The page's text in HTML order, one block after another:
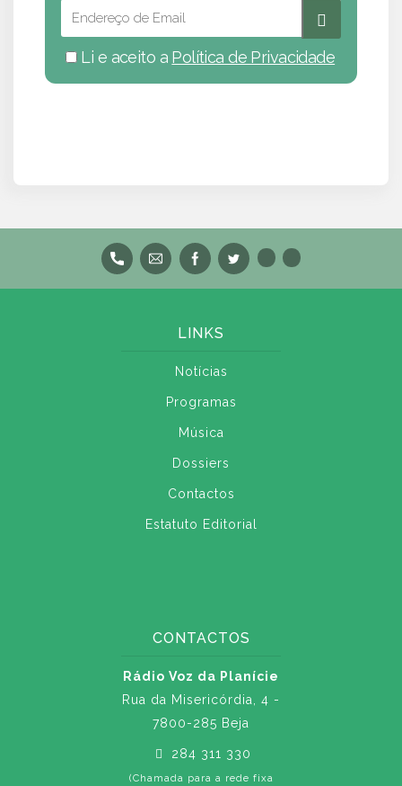
Li e aceito a Política de Privacidade
LINKS
Notícias
Programas
Música
Dossiers
Contactos
Estatuto Editorial
CONTACTOS
Rádio Voz da Planície
Rua da Misericórdia, 4 -
7800-285 Beja
284 311 330
(Chamada para a rede fixa